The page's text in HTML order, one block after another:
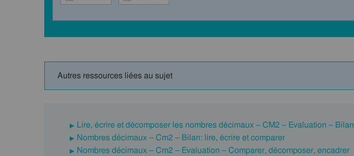
Autres ressources liées au sujet
Lire, écrire et décomposer les nombres décimaux – CM2 – Evaluation – Bilan
Nombres décimaux – Cm2 – Bilan: lire, écrire et comparer
Nombres décimaux – Cm2 – Evaluation – Comparer, décomposer, encadrer